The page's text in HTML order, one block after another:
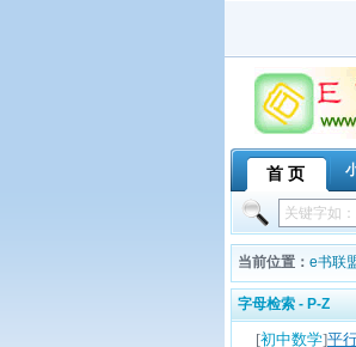
首 页
当前位置： e书联
字母检索 - P-Z
[初中数学]平